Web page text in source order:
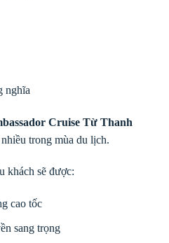
nghĩa
Cruise Từ Thanh
trong mùa du lịch.
khách sẽ được:
cao tốc
sang trọng